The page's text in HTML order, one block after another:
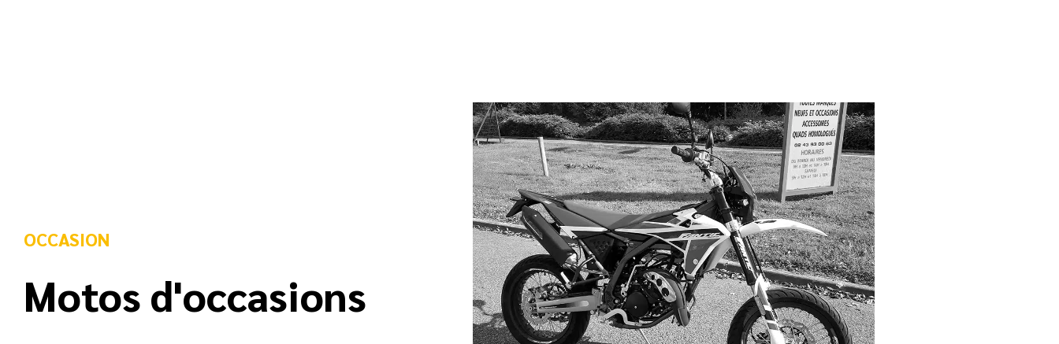
OCCASION
Motos d'occasions